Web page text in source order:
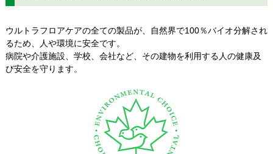
ウルトラフロアケアの全ての製品が、自然界で100％バイオ分解され
るため、人や環境に安全です。
病院や介護施設、学校、会社など、その建物を利用する人の健康及
び安全を守ります。